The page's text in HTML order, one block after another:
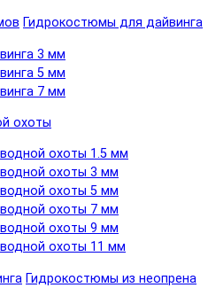
Гидрокостюмы для дайвинга
3 мм
5 мм
7 мм
охоты
охоты 1.5 мм
охоты 3 мм
охоты 5 мм
охоты 7 мм
охоты 9 мм
охоты 11 мм
Гидрокостюмы из неопрена